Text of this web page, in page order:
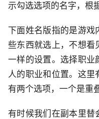
示勾选选项的名字，根
下面姓名版指的是游戏
些东西就选上，不想看
一样的设置。选择职业
人的职业和位置。这
有两个选项，一个是重
有时候我们在副本里替